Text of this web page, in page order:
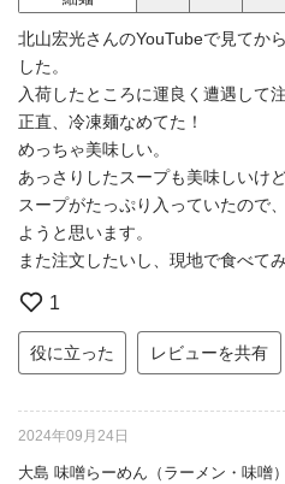
北山宏光さんのYouTubeで見てか
した。
入荷したところに運良く遭遇して
正直、冷凍麺なめてた！
めっちゃ美味しい。
あっさりしたスープも美味しいけ
スープがたっぷり入っていたので
ようと思います。
また注文したいし、現地で食べて
1
役に立った レビューを共有
2024年09月24日
大島 味噌らーめん（ラーメン・味噌）